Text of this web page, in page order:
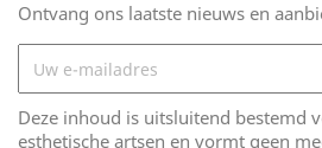
Ontvang ons laatste nieuws en
Deze inhoud is uitsluitend bestemd
esthetische artsen en vormt geen